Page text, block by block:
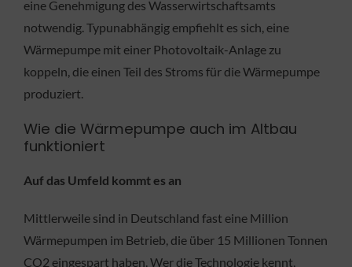
eine Genehmigung des Wasserwirtschaftsamts
notwendig. Typunabhängig empfiehlt es sich, eine
Wärmepumpe mit einer Photovoltaik-Anlage zu
koppeln, die einen Teil des Stroms für die Wärmepumpe
produziert.
Wie die Wärmepumpe auch im Altbau
funktioniert
Auf das Umfeld kommt es an
Mittlerweile sind in Deutschland fast eine Million
Wärmepumpen im Betrieb, die über 15 Millionen Tonnen
CO2 eingespart haben. Wer die Technologie kennt,